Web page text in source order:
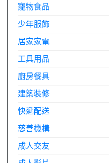
寵物食品
少年服飾
居家家電
工具用品
廚房餐具
建築裝修
快遞配送
慈善機構
成人交友